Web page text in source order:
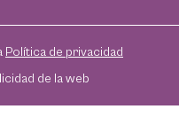
más rápido que el Retinol.
al contacto con la
protege contra la pérdida
Política de privacidad
de la web